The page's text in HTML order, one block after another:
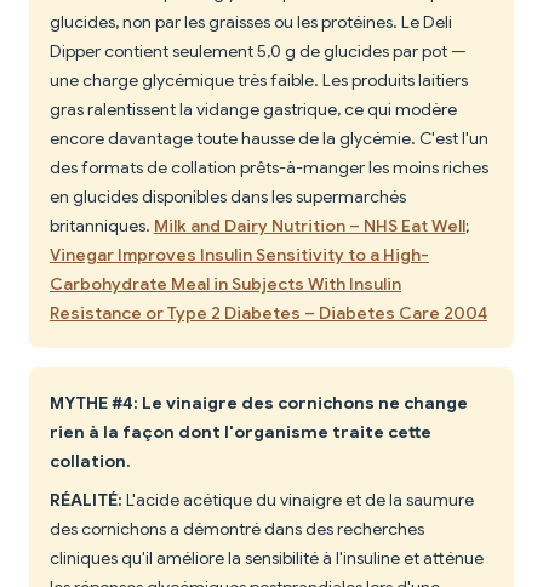
glucides, non par les graisses ou les protéines. Le Deli
Dipper contient seulement 5,0 g de glucides par pot —
une charge glycémique très faible. Les produits laitiers
gras ralentissent la vidange gastrique, ce qui modère
encore davantage toute hausse de la glycémie. C'est l'un
des formats de collation prêts-à-manger les moins riches
en glucides disponibles dans les supermarchés
britanniques. Milk and Dairy Nutrition – NHS Eat Well;
Vinegar Improves Insulin Sensitivity to a High-
Carbohydrate Meal in Subjects With Insulin
Resistance or Type 2 Diabetes – Diabetes Care 2004
MYTHE #4: Le vinaigre des cornichons ne change
rien à la façon dont l'organisme traite cette
collation.
RÉALITÉ: L'acide acétique du vinaigre et de la saumure
des cornichons a démontré dans des recherches
cliniques qu'il améliore la sensibilité à l'insuline et atténue